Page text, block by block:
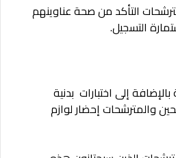
التأكد من صحة عناوينهم
التسجيل.
إلى اختبارات بدنية
والمترشحات إحضار لوازم